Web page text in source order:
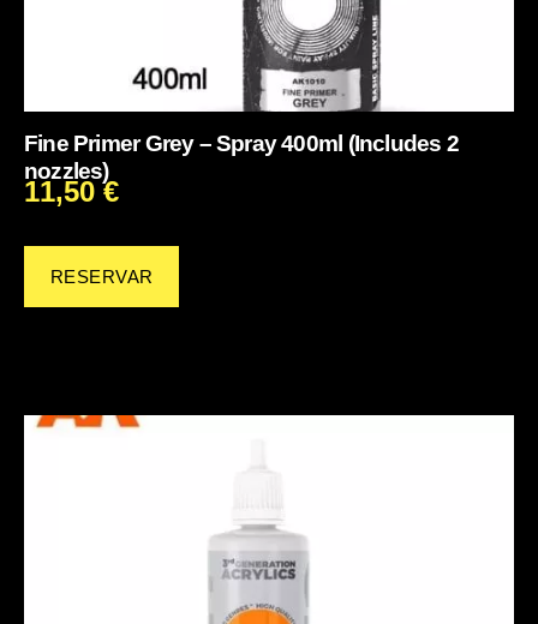
Fine Primer Grey – Spray 400ml (Includes 2
nozzles)
11,50€
RESERVAR